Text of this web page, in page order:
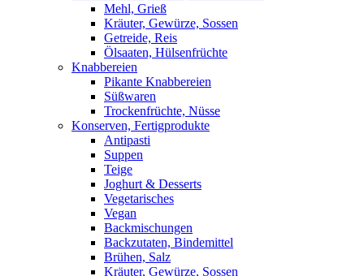
Mehl, Grieß
Kräuter, Gewürze, Sossen
Getreide, Reis
Ölsaaten, Hülsenfrüchte
Knabbereien
Pikante Knabbereien
Süßwaren
Trockenfrüchte, Nüsse
Konserven, Fertigprodukte
Antipasti
Suppen
Teige
Joghurt & Desserts
Vegetarisches
Vegan
Backmischungen
Backzutaten, Bindemittel
Brühen, Salz
Kräuter, Gewürze, Sossen